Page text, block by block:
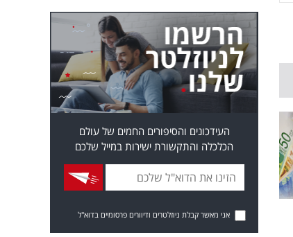
העידכונים והסיפורים החמים של עולם
הכלכלה והתקשורת ישירות במייל שלכם
אני מאשר קבלת ניוזלטרים ודיוורים פרסומיים בדוא"ל